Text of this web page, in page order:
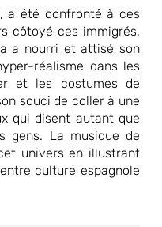
a été confronté à ces
côtoyé ces immigrés,
a nourri et attisé son
réalisme dans les
et les costumes de
souci de coller à une
qui disent autant que
gens. La musique de
univers en illustrant
culture espagnole